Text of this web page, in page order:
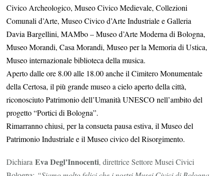
Civico Archeologico, Museo Civico Medievale, Collezioni
Comunali d’Arte, Museo Civico d’Arte Industriale e Galleria
Davia Bargellini, MAMbo – Museo d’Arte Moderna di Bologna,
Museo Morandi, Casa Morandi, Museo per la Memoria di Ustica,
Museo internazionale biblioteca della musica.
Aperto dalle ore 8.00 alle 18.00 anche il Cimitero Monumentale
della Certosa, il più grande museo a cielo aperto della città,
riconosciuto Patrimonio dell’Umanità UNESCO nell’ambito del
progetto “Portici di Bologna”.
Rimarranno chiusi, per la consueta pausa estiva, il Museo del
Patrimonio Industriale e il Museo civico del Risorgimento.
DichiaraEva Degl’Innocenti, direttrice Settore Musei Civici